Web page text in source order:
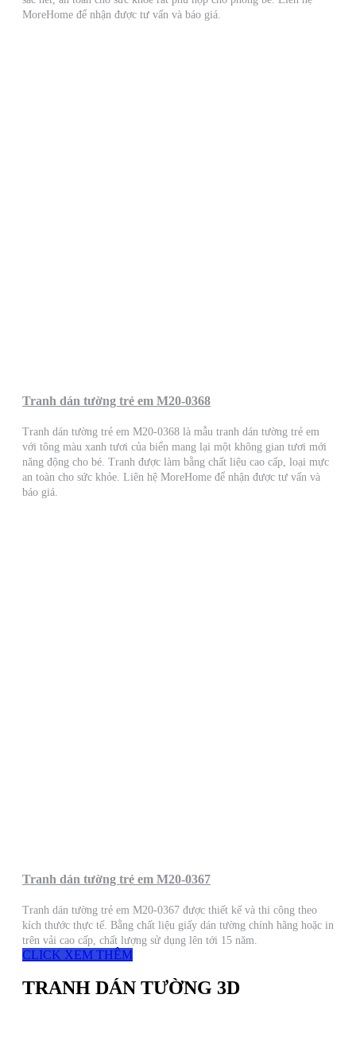
MoreHome để nhận được tư vấn và báo giá.
Tranh dán tường trẻ em M20-0368
Tranh dán tường trẻ em M20-0368 là mẫu tranh dán tường trẻ em
với tông màu xanh tươi của biển mang lại một không gian tươi mới
năng động cho bé. Tranh được làm bằng chất liệu cao cấp, loại mực
an toàn cho sức khỏe. Liên hệ MoreHome để nhận được tư vấn và
báo giá.
Tranh dán tường trẻ em M20-0367
Tranh dán tường trẻ em M20-0367 được thiết kế và thi công theo
kích thước thực tế. Bằng chất liệu giấy dán tường chính hãng hoặc in
trên vải cao cấp, chất lượng sử dụng lên tới 15 năm.
CLICK XEM THÊM
TRANH DÁN TƯỜNG 3D